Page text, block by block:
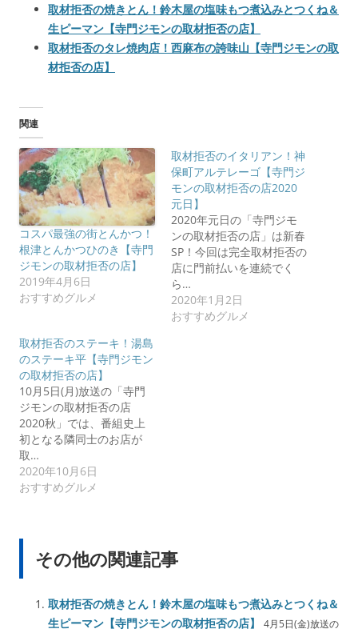
取材拒否の焼きとん！鈴木屋の塩味もつ煮込みとつくね＆
生ピーマン【寺門ジモンの取材拒否の店】
取材拒否のタレ焼肉店！西麻布の誇味山【寺門ジモンの取
材拒否の店】
関連
コスパ最強の街とんかつ！
根津とんかつひのき【寺門
ジモンの取材拒否の店】
2019年4月6日
おすすめグルメ
取材拒否のイタリアン！神
保町アルテレーゴ【寺門ジ
モンの取材拒否の店2020
元日】
2020年元日の「寺門ジモ
ンの取材拒否の店」は新春
SP！今回は完全取材拒否の
店に門前払いを連続でく
ら…
2020年1月2日
おすすめグルメ
取材拒否のステーキ！湯島
のステーキ平【寺門ジモン
の取材拒否の店】
10月5日(月)放送の「寺門
ジモンの取材拒否の店
2020秋」では、番組史上
初となる隣同士のお店が
取…
2020年10月6日
おすすめグルメ
その他の関連記事
取材拒否の焼きとん！鈴木屋の塩味もつ煮込みとつくね＆
生ピーマン【寺門ジモンの取材拒否の店】
4月5日(金)放送の